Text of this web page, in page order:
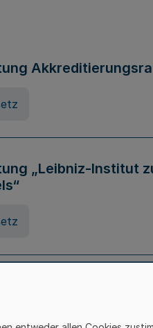
„Leibniz-Institut
des
- KunstHG)